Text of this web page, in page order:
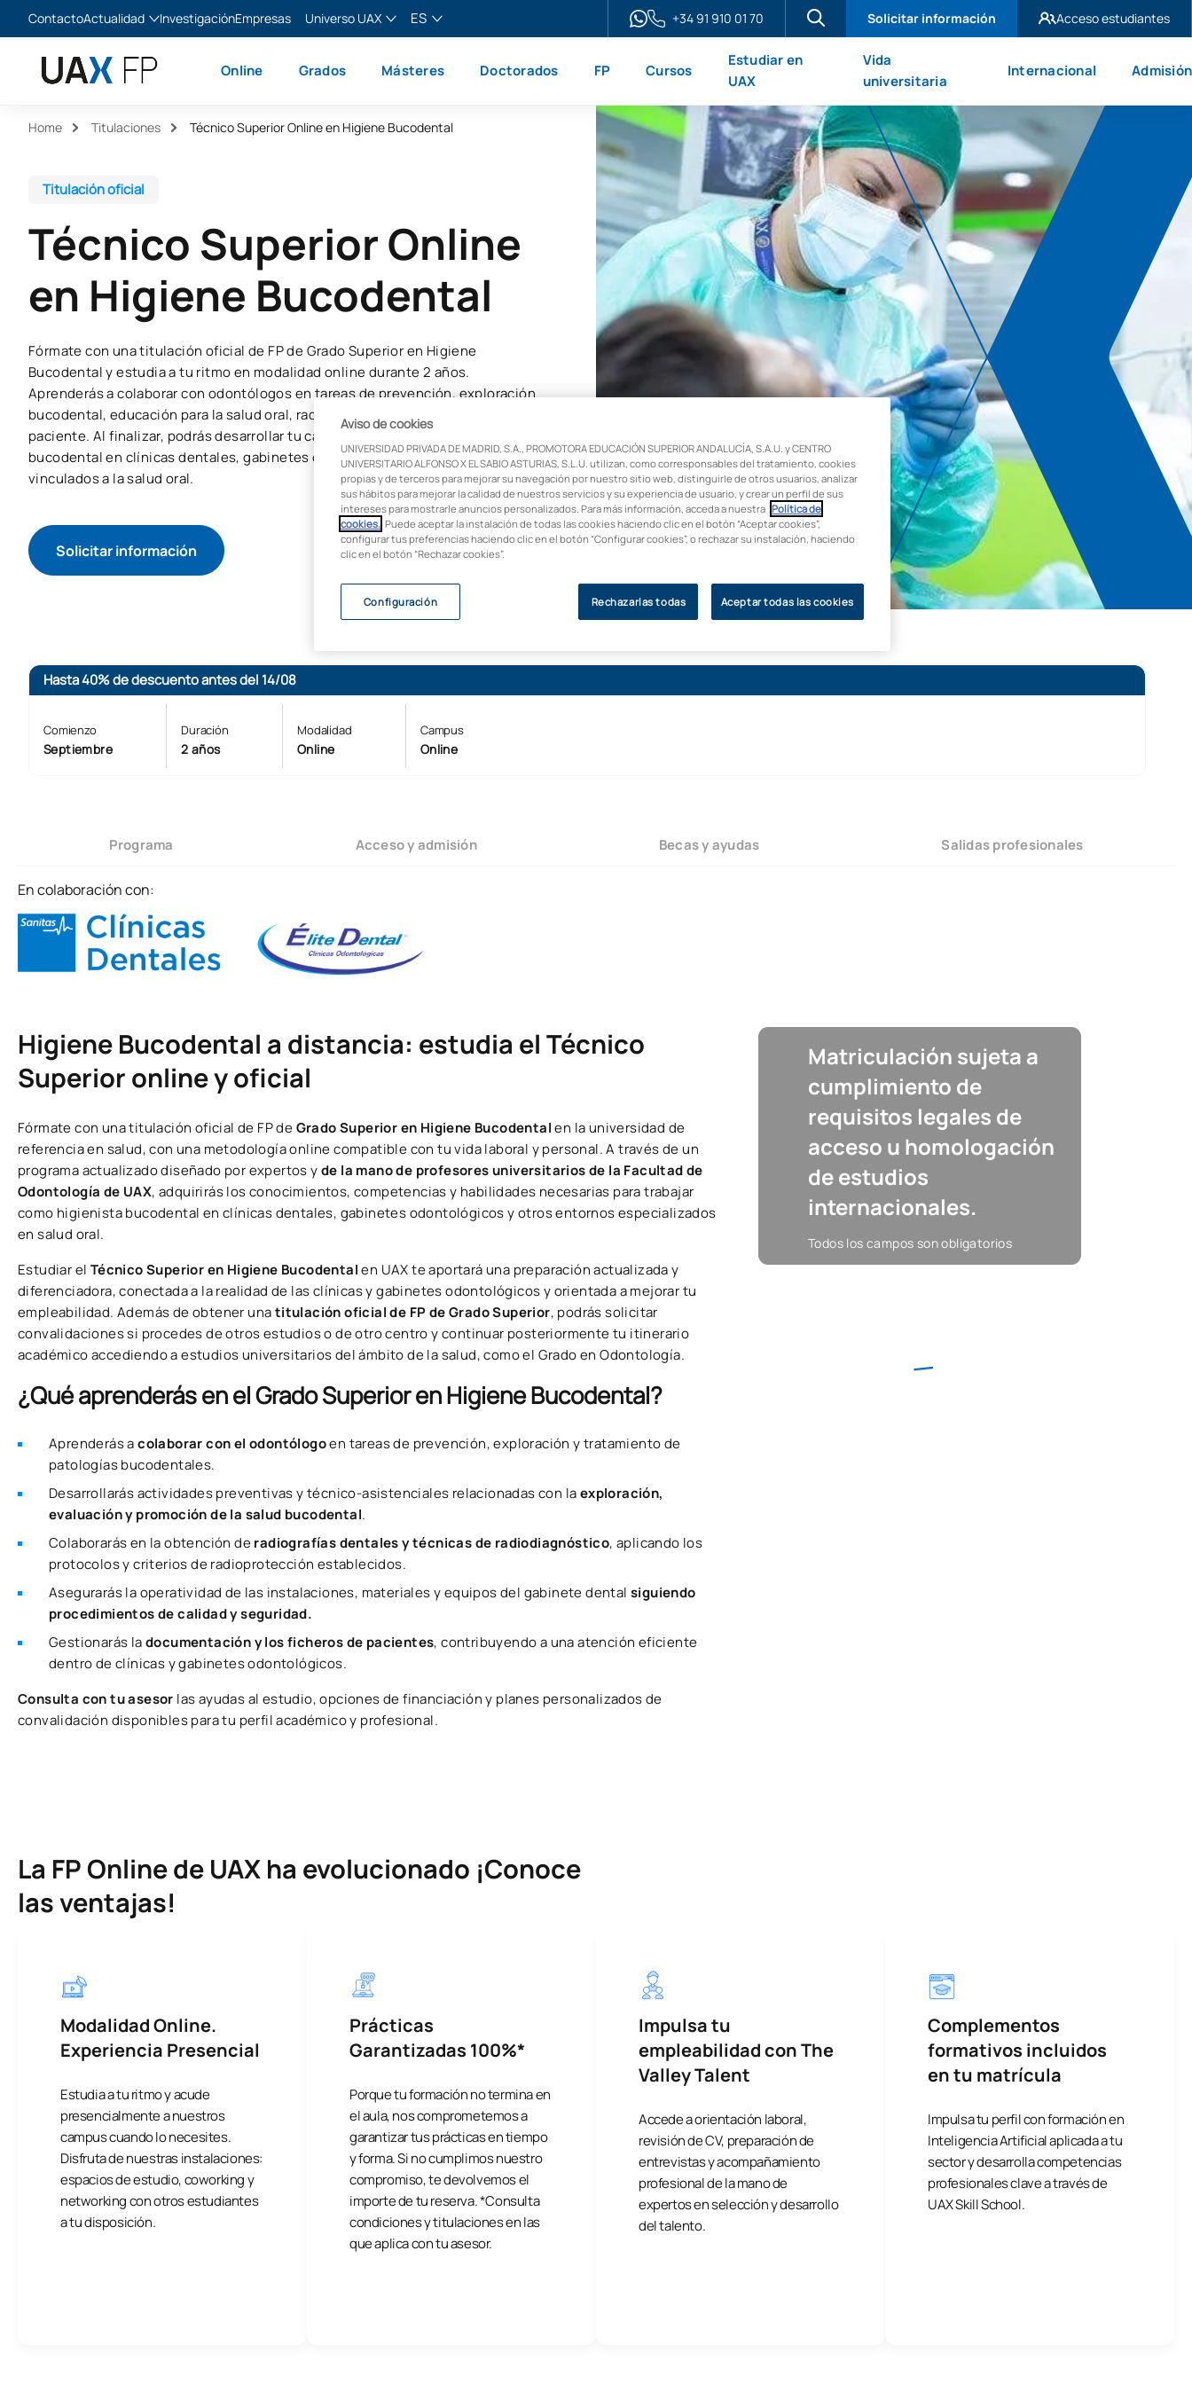
ContactoActualidad
Noticias
InvestigaciónEmpresas
Universo UAX
XTART
ES
English
Italiano
+34 91 910 01 70 Solicitar información
Acceso estudiantes
UAX Mare Nostrum
Online Grados Másteres Doctorados FP Cursos
Estudiar en
UAX
Vida
universitaria
Internacional Admisión
Home Titulaciones Técnico Superior Online en Higiene Bucodental
Titulación oficial
Técnico Superior Online
en Higiene Bucodental
Fórmate con una titulación oficial de FP de Grado Superior en Higiene
Bucodental y estudia a tu ritmo en modalidad online durante 2 años.
Aprenderás a colaborar con odontólogos en tareas de prevención, exploración
bucodental, educación para la salud oral, radiología dental y atención al
paciente. Al finalizar, podrás desarrollar tu carrera profesional como higienista
bucodental en clínicas dentales, gabinetes odontológicos y otros entornos
vinculados a la salud oral.
Solicitar información
Hasta 40% de descuento antes del 14/08
Comienzo
Septiembre
Duración
2 años
Modalidad
Online
Campus
Online
Programa Acceso y admisión Becas y ayudas Salidas profesionales
En colaboración con:
Higiene Bucodental a distancia: estudia el Técnico
Superior online y oficial
Fórmate con una titulación oficial de FP deGrado Superior en Higiene Bucodentalen la universidad de
referencia en salud, con una metodología online compatible con tu vida laboral y personal. A través de un
programa actualizado diseñado por expertos yde la mano de profesores universitarios de la Facultad de
Odontología de UAX, adquirirás los conocimientos, competencias y habilidades necesarias para trabajar
como higienista bucodental en clínicas dentales, gabinetes odontológicos y otros entornos especializados
en salud oral.
Estudiar el Técnico Superior en Higiene Bucodentalen UAX te aportará una preparación actualizada y
diferenciadora, conectada a la realidad de las clínicas y gabinetes odontológicos y orientada a mejorar tu
empleabilidad. Además de obtener unatitulación oficial de FP de Grado Superior, podrás solicitar
convalidaciones si procedes de otros estudios o de otro centro y continuar posteriormente tu itinerario
académico accediendo a estudios universitarios del ámbito de la salud, como el Grado en Odontología.
¿Qué aprenderás en el Grado Superior en Higiene Bucodental?
Aprenderás acolaborar con el odontólogoen tareas de prevención, exploración y tratamiento de
patologías bucodentales.
Desarrollarás actividades preventivas y técnico-asistenciales relacionadas con laexploración,
evaluación y promoción de la salud bucodental.
Colaborarás en la obtención deradiografías dentales y técnicas de radiodiagnóstico, aplicando los
protocolos y criterios de radioprotección establecidos.
Asegurarás la operatividad de las instalaciones, materiales y equipos del gabinete dental siguiendo
procedimientos de calidad y seguridad.
Gestionarás ladocumentación y los ficheros de pacientes, contribuyendo a una atención eficiente
dentro de clínicas y gabinetes odontológicos.
Consulta con tu asesor las ayudas al estudio, opciones de financiación y planes personalizados de
convalidación disponibles para tu perfil académico y profesional.
Matriculación sujeta a
cumplimiento de
requisitos legales de
acceso u homologación
de estudios
internacionales.
Todos los campos son obligatorios
La FP Online de UAX ha evolucionado ¡Conoce
las ventajas!
Modalidad Online.
Experiencia Presencial
Estudia a tu ritmo y acude
presencialmente a nuestros
campus cuando lo necesites.
Disfruta de nuestras instalaciones:
espacios de estudio, coworking y
networking con otros estudiantes
a tu disposición.
Prácticas
Garantizadas 100%*
Porque tu formación no termina en
el aula, nos comprometemos a
garantizar tus prácticas en tiempo
y forma. Si no cumplimos nuestro
compromiso, te devolvemos el
importe de tu reserva. *Consulta
condiciones y titulaciones en las
que aplica con tu asesor.
Impulsa tu
empleabilidad con The
Valley Talent
Accede a orientación laboral,
revisión de CV, preparación de
entrevistas y acompañamiento
profesional de la mano de
expertos en selección y desarrollo
del talento.
Complementos
formativos incluidos
en tu matrícula
Impulsa tu perfil con formación en
Inteligencia Artificial aplicada a tu
sector y desarrolla competencias
profesionales clave a través de
UAX Skill School.
Aviso de cookies
UNIVERSIDAD PRIVADA DE MADRID, S.A., PROMOTORA EDUCACIÓN SUPERIOR ANDALUCÍA, S.A.U. y CENTRO
UNIVERSITARIO ALFONSO X EL SABIO ASTURIAS, S.L.U. utilizan, como corresponsables del tratamiento, cookies
propias y de terceros para mejorar su navegación por nuestro sitio web, distinguirle de otros usuarios, analizar
sus hábitos para mejorar la calidad de nuestros servicios y su experiencia de usuario, y crear un perfil de sus
intereses para mostrarle anuncios personalizados. Para más información, acceda a nuestra Política de
cookies. . Puede aceptar la instalación de todas las cookies haciendo clic en el botón “Aceptar cookies”,
configurar tus preferencias haciendo clic en el botón “Configurar cookies”, o rechazar su instalación, haciendo
clic en el botón “Rechazar cookies”.
Rechazarlas todas Aceptar todas las cookies
Configuración